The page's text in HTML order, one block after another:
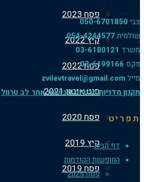
פסח 2023
קיץ 2022
פסח 2022
סנט אנטון 2021
פסח 2020
קיץ 2019
פסח 2019
צבי 050-6701850
שולמית054-4244577
משרד 03-6180121
פקס 03-6199166
מייל zvilevtravel@gmail.com
תקנון מדניות פרטיות ונגישות אתר לב טרוול
תפריט
דף הבית
החופשות הקודמות
פסח 2025